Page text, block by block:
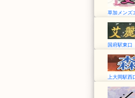
草加メンズ
国府駅東口
上大岡駅西